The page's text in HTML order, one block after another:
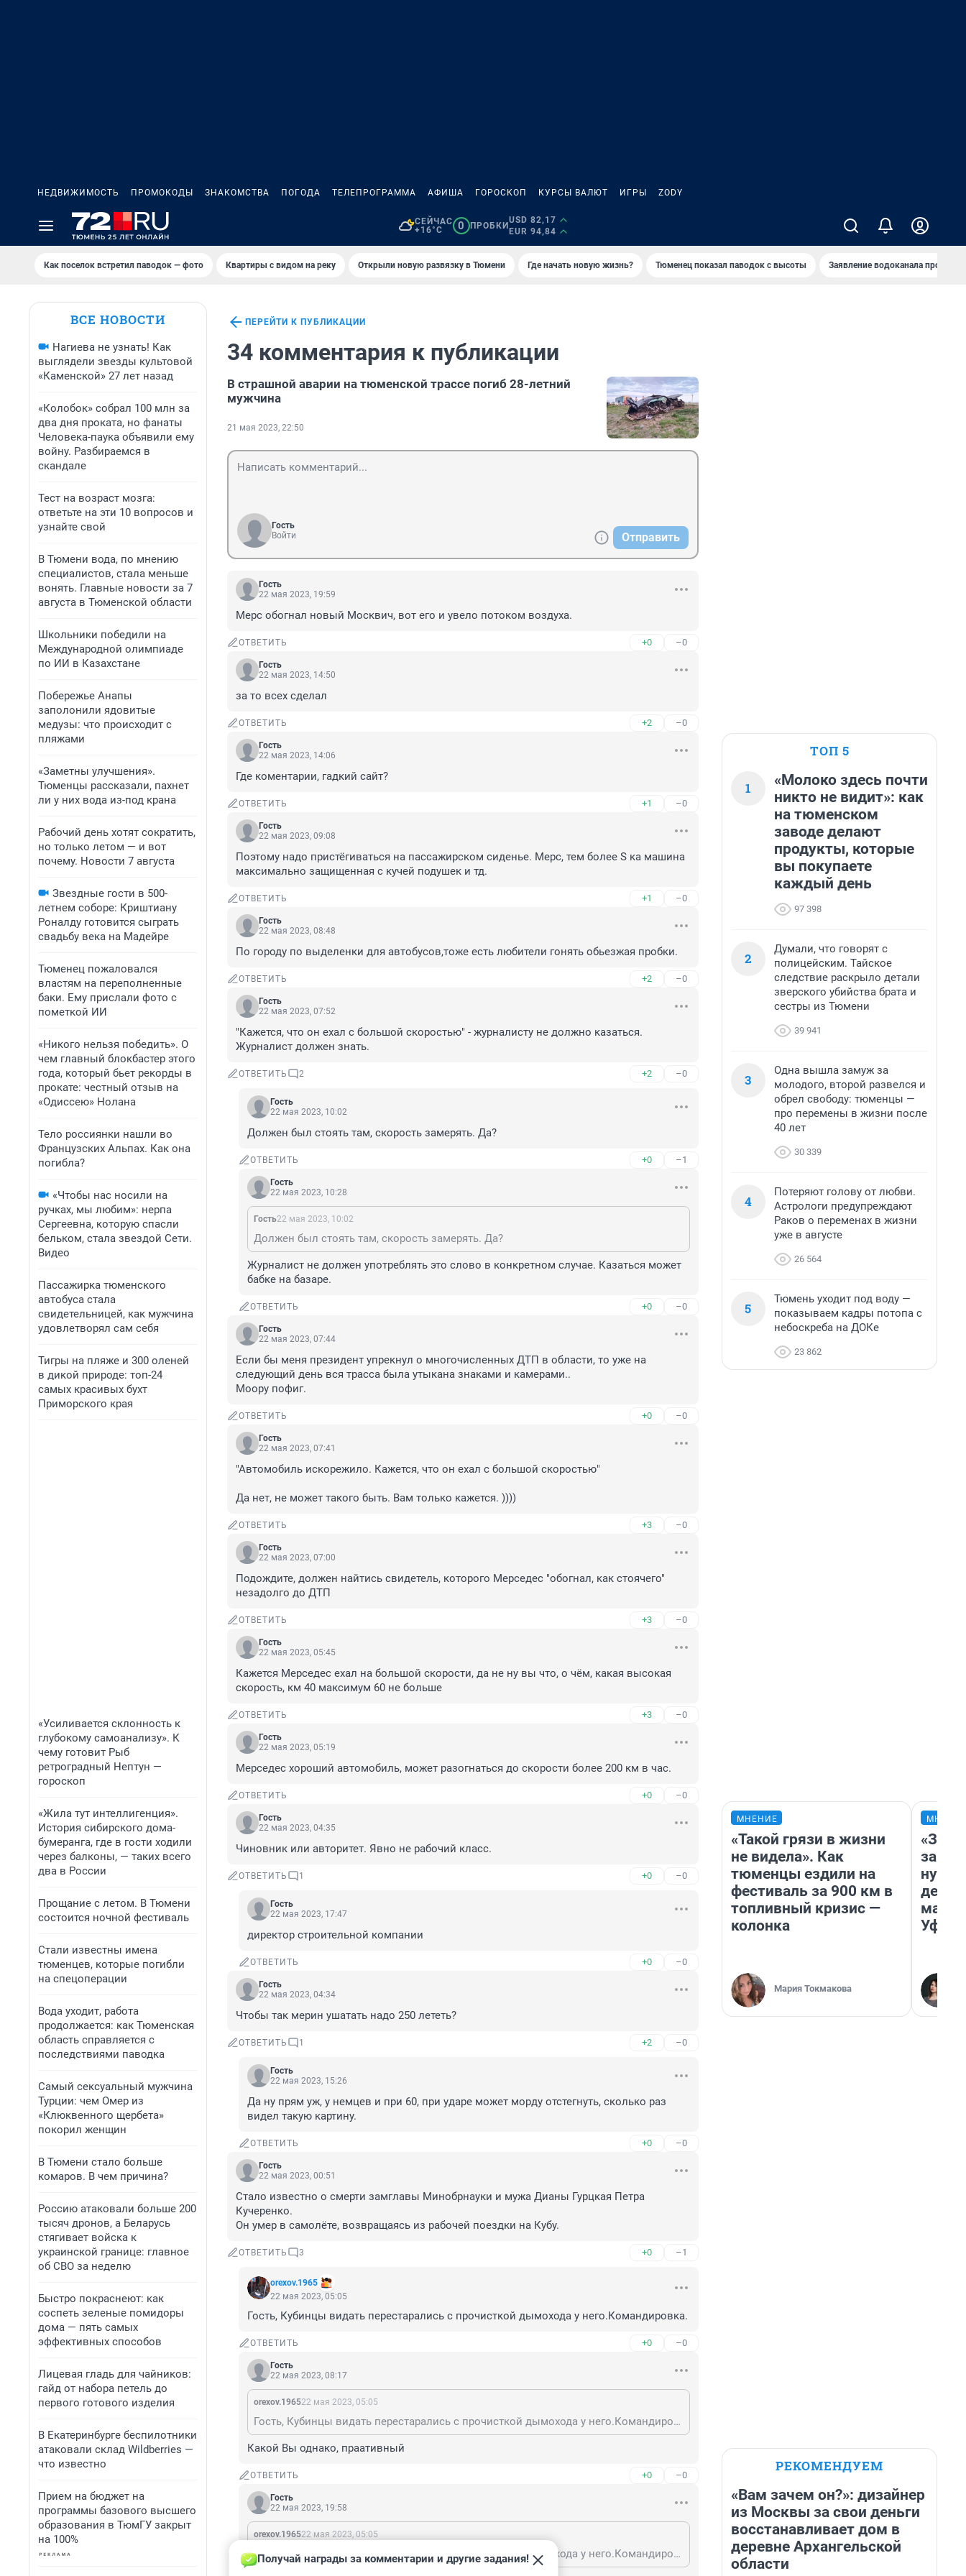
НЕДВИЖИМОСТЬ ПРОМОКОДЫ ЗНАКОМСТВА ПОГОДА ТЕЛЕПРОГРАММА АФИША ГОРОСКОП КУРСЫ ВАЛЮТ ИГРЫ ZODY
СЕЙЧАС
+16°C
0 ПРОБКИ
USD 82,17
EUR 94,84
Как поселок встретил паводок — фото Квартиры с видом на реку Открыли новую развязку в Тюмени Где начать новую жизнь? Тюменец показал паводок с высоты Заявление водоканала про
ВСЕ НОВОСТИ
Нагиева не узнать! Как
выглядели звезды культовой
«Каменской» 27 лет назад
«Колобок» собрал 100 млн за
два дня проката, но фанаты
Человека-паука объявили ему
войну. Разбираемся в
скандале
Тест на возраст мозга:
ответьте на эти 10 вопросов и
узнайте свой
В Тюмени вода, по мнению
специалистов, стала меньше
вонять. Главные новости за 7
августа в Тюменской области
Школьники победили на
Международной олимпиаде
по ИИ в Казахстане
Побережье Анапы
заполонили ядовитые
медузы: что происходит с
пляжами
«Заметны улучшения».
Тюменцы рассказали, пахнет
ли у них вода из-под крана
Рабочий день хотят сократить,
но только летом — и вот
почему. Новости 7 августа
Звездные гости в 500-
летнем соборе: Криштиану
Роналду готовится сыграть
свадьбу века на Мадейре
Тюменец пожаловался
властям на переполненные
баки. Ему прислали фото с
пометкой ИИ
«Никого нельзя победить». О
чем главный блокбастер этого
года, который бьет рекорды в
прокате: честный отзыв на
«Одиссею» Нолана
Тело россиянки нашли во
Французских Альпах. Как она
погибла?
«Чтобы нас носили на
ручках, мы любим»: нерпа
Сергеевна, которую спасли
бельком, стала звездой Сети.
Видео
Пассажирка тюменского
автобуса стала
свидетельницей, как мужчина
удовлетворял сам себя
Тигры на пляже и 300 оленей
в дикой природе: топ-24
самых красивых бухт
Приморского края
«Усиливается склонность к
глубокому самоанализу». К
чему готовит Рыб
ретроградный Нептун —
гороскоп
«Жила тут интеллигенция».
История сибирского дома-
бумеранга, где в гости ходили
через балконы, — таких всего
два в России
Прощание с летом. В Тюмени
состоится ночной фестиваль
Стали известны имена
тюменцев, которые погибли
на спецоперации
Вода уходит, работа
продолжается: как Тюменская
область справляется с
последствиями паводка
Самый сексуальный мужчина
Турции: чем Омер из
«Клюквенного щербета»
покорил женщин
В Тюмени стало больше
комаров. В чем причина?
Россию атаковали больше 200
тысяч дронов, а Беларусь
стягивает войска к
украинской границе: главное
об СВО за неделю
Быстро покраснеют: как
соспеть зеленые помидоры
дома — пять самых
эффективных способов
Лицевая гладь для чайников:
гайд от набора петель до
первого готового изделия
В Екатеринбурге беспилотники
атаковали склад Wildberries —
что известно
Прием на бюджет на
программы базового высшего
образования в ТюмГУ закрыт
на 100%
ПЕРЕЙТИ К ПУБЛИКАЦИИ
34 комментария к публикации
В страшной аварии на тюменской трассе погиб 28-летний
мужчина
21 мая 2023, 22:50
Гость
Войти
Отправить
Гость
22 мая 2023, 19:59
Мерс обогнал новый Москвич, вот его и увело потоком воздуха.
ОТВЕТИТЬ +0 –0
Гость
22 мая 2023, 14:50
за то всех сделал
ОТВЕТИТЬ +2 –0
Гость
22 мая 2023, 14:06
Где коментарии, гадкий сайт?
ОТВЕТИТЬ +1 –0
Гость
22 мая 2023, 09:08
Поэтому надо пристёгиваться на пассажирском сиденье. Мерс, тем более S ка машина
максимально защищенная с кучей подушек и тд.
ОТВЕТИТЬ +1 –0
Гость
22 мая 2023, 08:48
По городу по выделенки для автобусов,тоже есть любители гонять обьезжая пробки.
ОТВЕТИТЬ +2 –0
Гость
22 мая 2023, 07:52
"Кажется, что он ехал с большой скоростью" - журналисту не должно казаться.
Журналист должен знать.
ОТВЕТИТЬ 2 +2 –0
Гость
22 мая 2023, 10:02
Должен был стоять там, скорость замерять. Да?
ОТВЕТИТЬ +0 –1
Гость
22 мая 2023, 10:28
Гость22 мая 2023, 10:02
Должен был стоять там, скорость замерять. Да?
Журналист не должен употреблять это слово в конкретном случае. Казаться может
бабке на базаре.
ОТВЕТИТЬ +0 –0
Гость
22 мая 2023, 07:44
Если бы меня президент упрекнул о многочисленных ДТП в области, то уже на
следующий день вся трасса была утыкана знаками и камерами..
Моору пофиг.
ОТВЕТИТЬ +0 –0
Гость
22 мая 2023, 07:41
"Автомобиль искорежило. Кажется, что он ехал с большой скоростью"
Да нет, не может такого быть. Вам только кажется. ))))
ОТВЕТИТЬ +3 –0
Гость
22 мая 2023, 07:00
Подождите, должен найтись свидетель, которого Мерседес "обогнал, как стоячего"
незадолго до ДТП
ОТВЕТИТЬ +3 –0
Гость
22 мая 2023, 05:45
Кажется Мерседес ехал на большой скорости, да не ну вы что, о чём, какая высокая
скорость, км 40 максимум 60 не больше
ОТВЕТИТЬ +3 –0
Гость
22 мая 2023, 05:19
Мерседес хороший автомобиль, может разогнаться до скорости более 200 км в час.
ОТВЕТИТЬ +0 –0
Гость
22 мая 2023, 04:35
Чиновник или авторитет. Явно не рабочий класс.
ОТВЕТИТЬ 1 +0 –0
Гость
22 мая 2023, 17:47
директор строительной компании
ОТВЕТИТЬ +0 –0
Гость
22 мая 2023, 04:34
Чтобы так мерин ушатать надо 250 лететь?
ОТВЕТИТЬ 1 +2 –0
Гость
22 мая 2023, 15:26
Да ну прям уж, у немцев и при 60, при ударе может морду отстегнуть, сколько раз
видел такую картину.
ОТВЕТИТЬ +0 –0
Гость
22 мая 2023, 00:51
Стало известно о смерти замглавы Минобрнауки и мужа Дианы Гурцкая Петра
Кучеренко.
Он умер в самолёте, возвращаясь из рабочей поездки на Кубу.
ОТВЕТИТЬ 3 +0 –1
orexov.1965
22 мая 2023, 05:05
Гость, Кубинцы видать перестарались с прочисткой дымохода у него.Командировка.
ОТВЕТИТЬ +0 –0
Гость
22 мая 2023, 08:17
orexov.196522 мая 2023, 05:05
Гость, Кубинцы видать перестарались с прочисткой дымохода у него.Командировка.
Какой Вы однако, праативный
ОТВЕТИТЬ +0 –0
Гость
22 мая 2023, 19:58
orexov.196522 мая 2023, 05:05
Гость, Кубинцы видать перестарались с прочисткой дымохода у него.Командировка.
Получай награды за комментарии и другие задания!
ТОП 5
1
«Молоко здесь почти
никто не видит»: как
на тюменском
заводе делают
продукты, которые
вы покупаете
каждый день
97 398
2
Думали, что говорят с
полицейским. Тайское
следствие раскрыло детали
зверского убийства брата и
сестры из Тюмени
39 941
3
Одна вышла замуж за
молодого, второй развелся и
обрел свободу: тюменцы —
про перемены в жизни после
40 лет
30 339
4
Потеряют голову от любви.
Астрологи предупреждают
Раков о переменах в жизни
уже в августе
26 564
5
Тюмень уходит под воду —
показываем кадры потопа с
небоскреба на ДОКе
23 862
МНЕНИЕ
«Такой грязи в жизни
не видела». Как
тюменцы ездили на
фестиваль за 900 км в
топливный кризис —
колонка
Мария Токмакова
дела
Уфа
РЕКОМЕНДУЕМ
«Вам зачем он?»: дизайнер
из Москвы за свои деньги
восстанавливает дом в
деревне Архангельской
области